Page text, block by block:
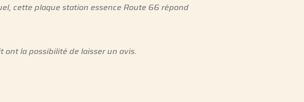
cette plaque station essence Route 66 répond
la possibilité de laisser un avis.